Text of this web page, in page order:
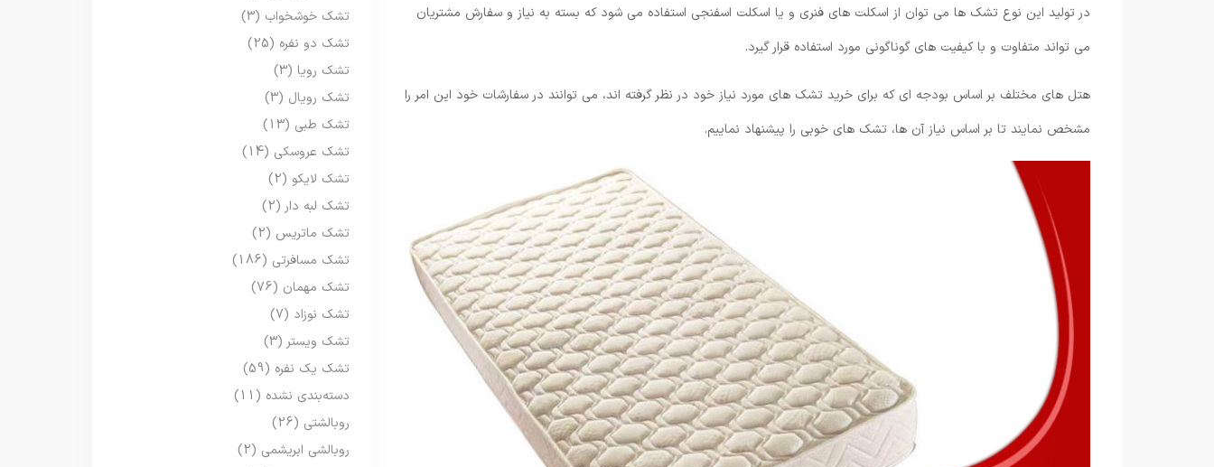
در تولید این نوع تشک ها می توان از اسکلت های فنری و یا اسکلت اسفنجی استفاده می شود که بسته به نیاز و سفارش مشتریان
می تواند متفاوت و با کیفیت های گوناگونی مورد استفاده قرار گیرد.
هتل های مختلف بر اساس بودجه ای که برای خرید تشک های مورد نیاز خود در نظر گرفته اند، می توانند در سفارشات خود این امر را
مشخص نمایند تا بر اساس نیاز آن ها، تشک های خوبی را پیشنهاد نماییم.
تشک خوشخواب (3)
تشک دو نفره (25)
تشک رویا (3)
تشک رویال (3)
تشک طبی (13)
تشک عروسکی (14)
تشک لایکو (2)
تشک لبه دار (2)
تشک ماتریس (2)
تشک مسافرتی (186)
تشک مهمان (76)
تشک نوزاد (7)
تشک ویستر (3)
تشک یک نفره (59)
دسته‌بندی نشده (11)
روبالشتی (26)
روبالشی ابریشمی (2)